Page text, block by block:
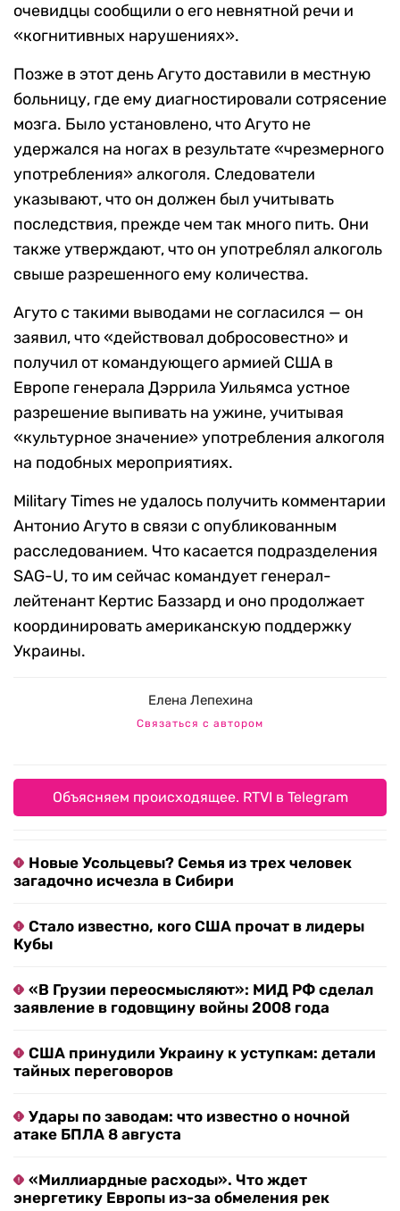
очевидцы сообщили о его невнятной речи и
«когнитивных нарушениях».
Позже в этот день Агуто доставили в местную
больницу, где ему диагностировали сотрясение
мозга. Было установлено, что Агуто не
удержался на ногах в результате «чрезмерного
употребления» алкоголя. Следователи
указывают, что он должен был учитывать
последствия, прежде чем так много пить. Они
также утверждают, что он употреблял алкоголь
свыше разрешенного ему количества.
Агуто с такими выводами не согласился — он
заявил, что «действовал добросовестно» и
получил от командующего армией США в
Европе генерала Дэррила Уильямса устное
разрешение выпивать на ужине, учитывая
«культурное значение» употребления алкоголя
на подобных мероприятиях.
Military Times не удалось получить комментарии
Антонио Агуто в связи с опубликованным
расследованием. Что касается подразделения
SAG-U, то им сейчас командует генерал-
лейтенант Кертис Баззард и оно продолжает
координировать американскую поддержку
Украины.
Елена Лепехина
Связаться с автором
Объясняем происходящее. RTVI в Telegram
Новые Усольцевы? Семья из трех человек
загадочно исчезла в Сибири
Стало известно, кого США прочат в лидеры
Кубы
«В Грузии переосмысляют»: МИД РФ сделал
заявление в годовщину войны 2008 года
США принудили Украину к уступкам: детали
тайных переговоров
Удары по заводам: что известно о ночной
атаке БПЛА 8 августа
«Миллиардные расходы». Что ждет
энергетику Европы из-за обмеления рек